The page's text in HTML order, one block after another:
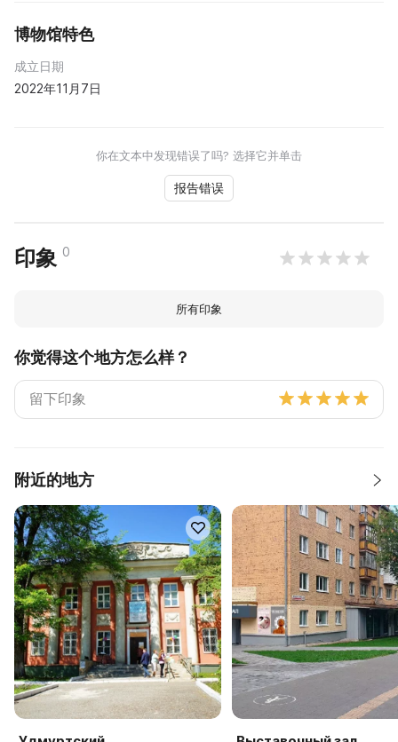
博物馆特色
成立日期
2022年11月7日
你在文本中发现错误了吗? 选择它并单击
报告错误
印象 0
所有印象
你觉得这个地方怎么样？
附近的地方